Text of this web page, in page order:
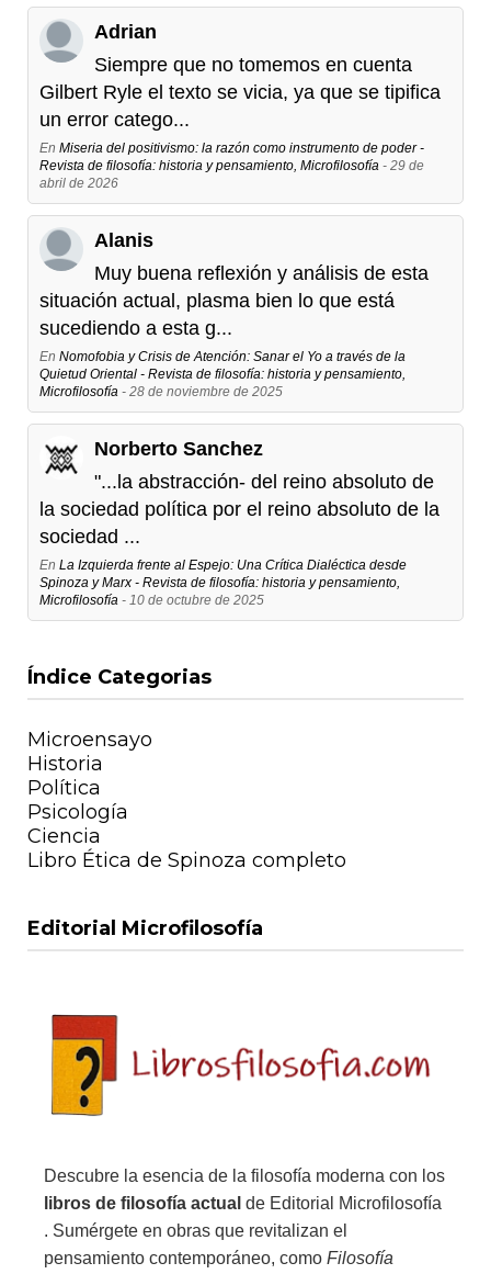
Adrian
Siempre que no tomemos en cuenta
Gilbert Ryle el texto se vicia, ya que se tipifica
un error catego...
En Miseria del positivismo: la razón como instrumento de poder -
Revista de filosofía: historia y pensamiento, Microfilosofía - 29 de
abril de 2026
Alanis
Muy buena reflexión y análisis de esta
situación actual, plasma bien lo que está
sucediendo a esta g...
En Nomofobia y Crisis de Atención: Sanar el Yo a través de la
Quietud Oriental - Revista de filosofía: historia y pensamiento,
Microfilosofía - 28 de noviembre de 2025
Norberto Sanchez
"...la abstracción- del reino absoluto de
la sociedad política por el reino absoluto de la
sociedad ...
En La Izquierda frente al Espejo: Una Crítica Dialéctica desde
Spinoza y Marx - Revista de filosofía: historia y pensamiento,
Microfilosofía - 10 de octubre de 2025
Índice Categorias
Microensayo
Historia
Política
Psicología
Ciencia
Libro Ética de Spinoza completo
Editorial Microfilosofía
Descubre la esencia de la filosofía moderna con los
libros de filosofía actual de Editorial Microfilosofía
. Sumérgete en obras que revitalizan el
pensamiento contemporáneo, como Filosofía